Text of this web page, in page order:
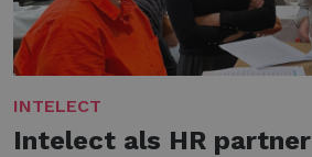
INTELECT
Intelect als HR partner